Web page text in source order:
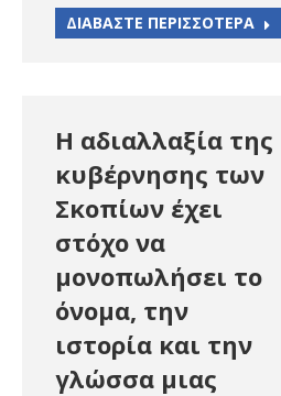
ΔΙΑΒΑΣΤΕ ΠΕΡΙΣΣΟΤΕΡΑ
Η αδιαλλαξία της
κυβέρνησης των
Σκοπίων έχει
στόχο να
μονοπωλήσει το
όνομα, την
ιστορία και την
γλώσσα μιας